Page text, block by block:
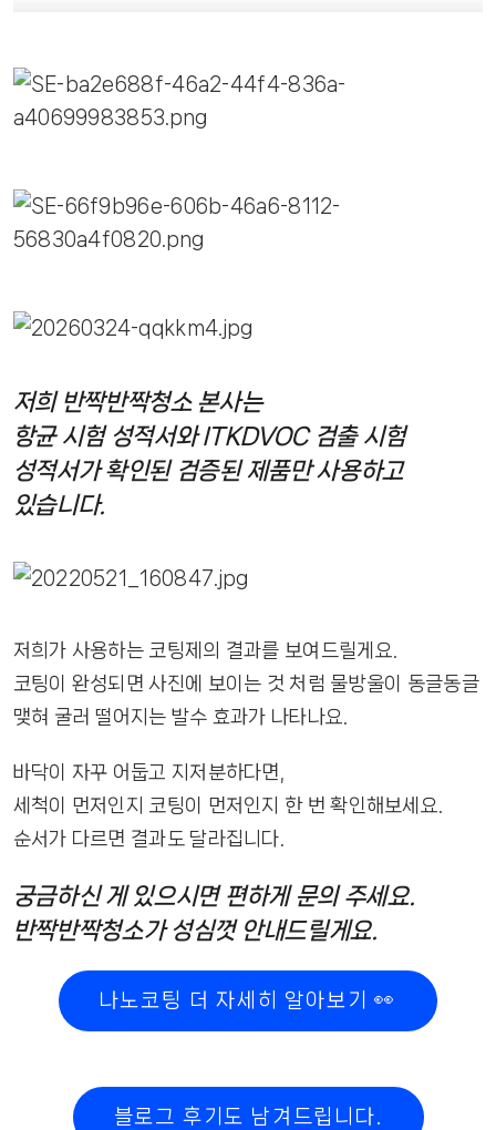
저희 반짝반짝청소 본사는
항균 시험 성적서와 ITKDVOC 검출 시험
성적서가 확인된 검증된 제품만 사용하고
있습니다.
저희가 사용하는 코팅제의 결과를 보여드릴게요.
코팅이 완성되면 사진에 보이는 것 처럼 물방울이 동글동글
맺혀 굴러 떨어지는 발수 효과가 나타나요.
바닥이 자꾸 어둡고 지저분하다면,
세척이 먼저인지 코팅이 먼저인지 한 번 확인해보세요.
순서가 다르면 결과도 달라집니다.
궁금하신 게 있으시면 편하게 문의 주세요.
반짝반짝청소가 성심껏 안내드릴게요.
나노코팅 더 자세히 알아보기 👀
블로그 후기도 남겨드립니다.